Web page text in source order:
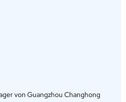
von Guangzhou Changhong